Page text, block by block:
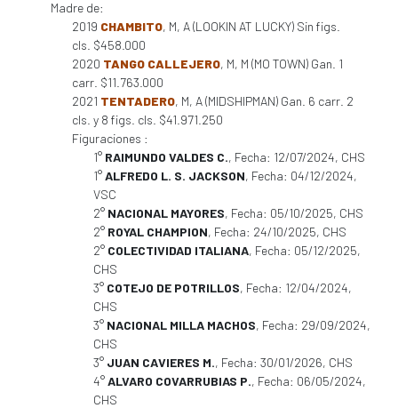
Madre de:
2019 CHAMBITO, M, A (LOOKIN AT LUCKY) Sin figs.
cls. $458.000
2020 TANGO CALLEJERO, M, M (MO TOWN) Gan. 1
carr. $11.763.000
2021 TENTADERO, M, A (MIDSHIPMAN) Gan. 6 carr. 2
cls. y 8 figs. cls. $41.971.250
Figuraciones :
1° RAIMUNDO VALDES C., Fecha: 12/07/2024, CHS
1°ALFREDO L. S. JACKSON, Fecha: 04/12/2024,
VSC
2° NACIONAL MAYORES, Fecha: 05/10/2025, CHS
2° ROYAL CHAMPION, Fecha: 24/10/2025, CHS
2° COLECTIVIDAD ITALIANA, Fecha: 05/12/2025,
CHS
3° COTEJO DE POTRILLOS, Fecha: 12/04/2024,
CHS
3° NACIONAL MILLA MACHOS, Fecha: 29/09/2024,
CHS
3° JUAN CAVIERES M., Fecha: 30/01/2026, CHS
4°ALVARO COVARRUBIAS P., Fecha: 06/05/2024,
CHS